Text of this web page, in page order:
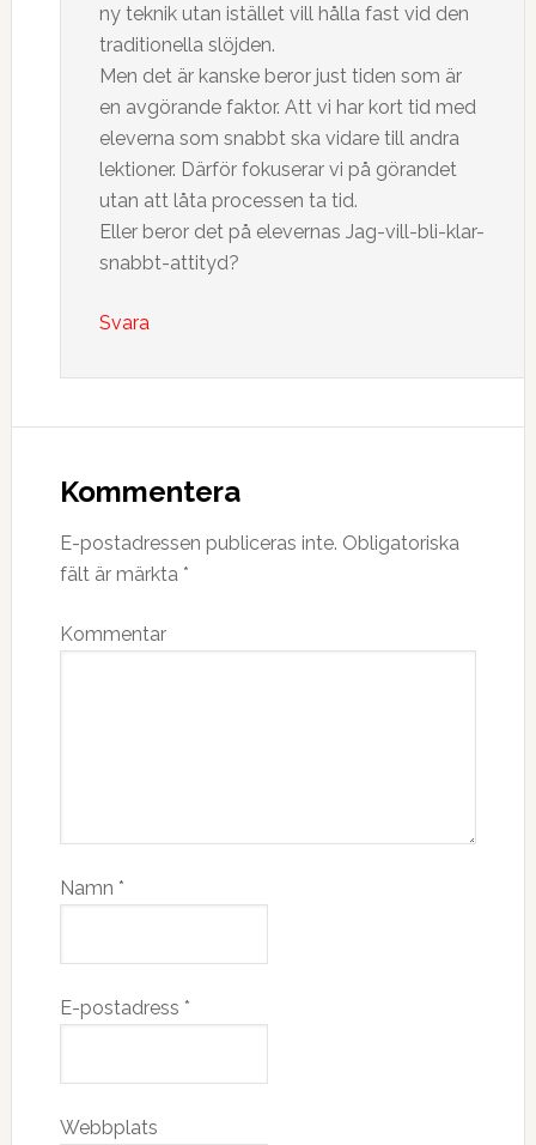
ny teknik utan istället vill hålla fast vid den
traditionella slöjden.
Men det är kanske beror just tiden som är
en avgörande faktor. Att vi har kort tid med
eleverna som snabbt ska vidare till andra
lektioner. Därför fokuserar vi på görandet
utan att låta processen ta tid.
Eller beror det på elevernas Jag-vill-bli-klar-
snabbt-attityd?
Svara
Kommentera
E-postadressen publiceras inte. Obligatoriska
fält är märkta *
Kommentar
Namn *
E-postadress *
Webbplats